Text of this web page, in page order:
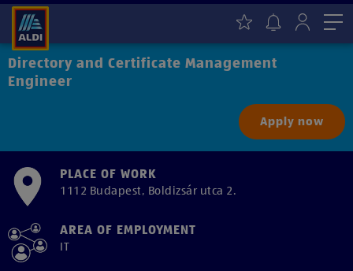
Directory and Certificate Management
Engineer
Apply now
PLACE OF WORK
1112 Budapest, Boldizsár utca 2.
AREA OF EMPLOYMENT
IT